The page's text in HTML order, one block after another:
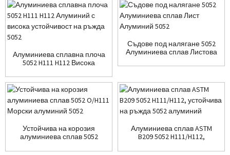
Алуминиева сплавна плоча
5052 H111 H112 Висока
Съдове под налягане 5052
Алуминиева сплав Листова
Устойчива на корозия
алуминиева сплав 5052
Алуминиева сплав ASTM
B209 5052 H111/H112,